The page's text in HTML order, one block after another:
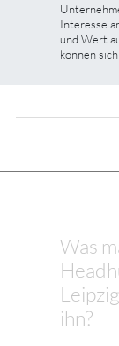
Interesse
und Wert
können
Was
ihn?